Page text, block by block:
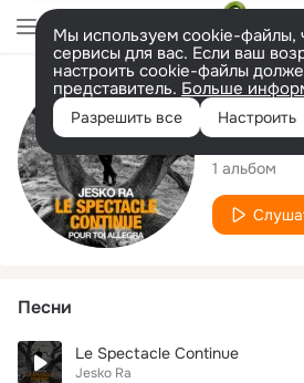
Мы используем cookie-файлы,
сервисы для вас. Если ваш
настроить cookie-файлы
представитель. Больше
Разрешить все Настроить
Jesko
1 альбом
Песни
Le Spectacle Continue
Jesko Ra